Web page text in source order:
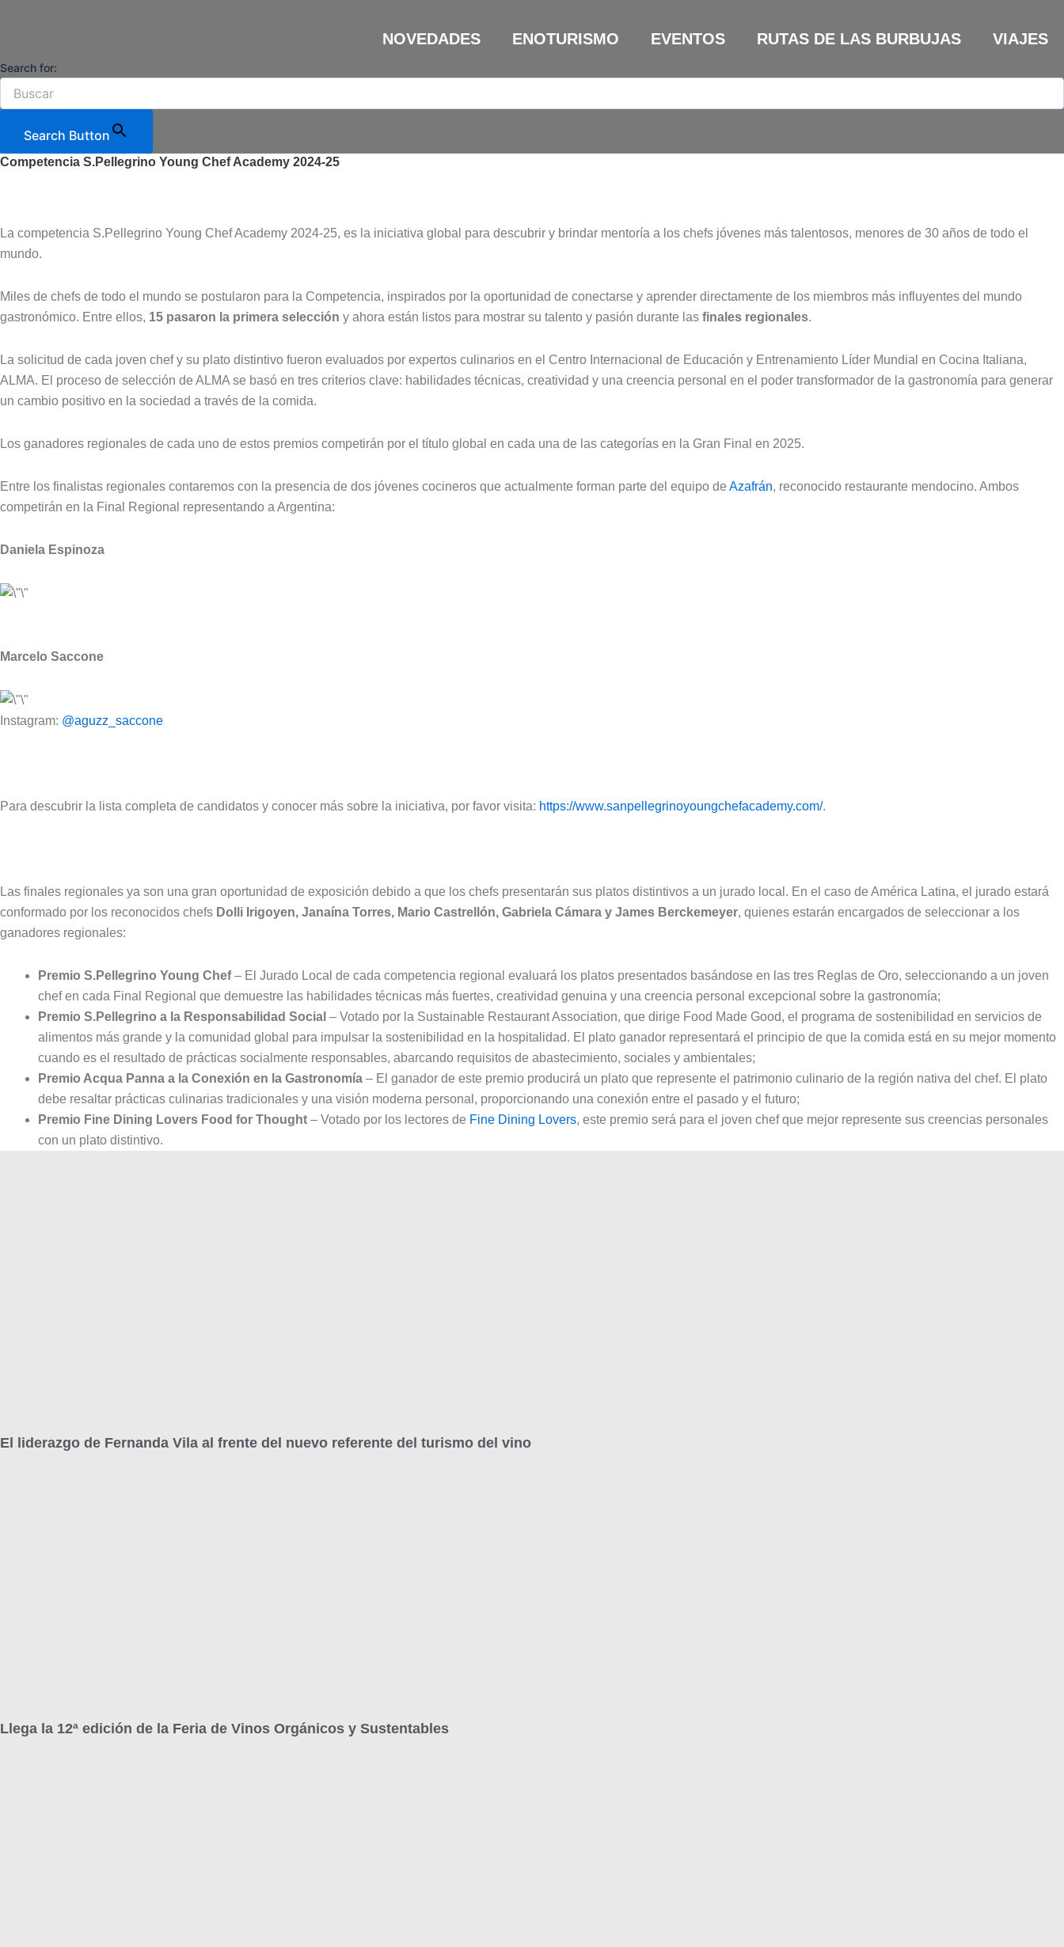
NOVEDADES ENOTURISMO EVENTOS RUTAS DE LAS BURBUJAS VIAJES
Search for:
Search Button
Competencia S.Pellegrino Young Chef Academy 2024-25
La competencia S.Pellegrino Young Chef Academy 2024-25, es la iniciativa global para descubrir y brindar mentoría a los chefs jóvenes más talentosos, menores de 30 años de todo el
mundo.
Miles de chefs de todo el mundo se postularon para la Competencia, inspirados por la oportunidad de conectarse y aprender directamente de los miembros más influyentes del mundo
gastronómico. Entre ellos, 15 pasaron la primera selección y ahora están listos para mostrar su talento y pasión durante las finales regionales.
La solicitud de cada joven chef y su plato distintivo fueron evaluados por expertos culinarios en el Centro Internacional de Educación y Entrenamiento Líder Mundial en Cocina Italiana,
ALMA. El proceso de selección de ALMA se basó en tres criterios clave: habilidades técnicas, creatividad y una creencia personal en el poder transformador de la gastronomía para generar
un cambio positivo en la sociedad a través de la comida.
Los ganadores regionales de cada uno de estos premios competirán por el título global en cada una de las categorías en la Gran Final en 2025.
Entre los finalistas regionales contaremos con la presencia de dos jóvenes cocineros que actualmente forman parte del equipo de Azafrán, reconocido restaurante mendocino. Ambos
competirán en la Final Regional representando a Argentina:
Daniela Espinoza
Marcelo Saccone
Instagram: @aguzz_saccone
Para descubrir la lista completa de candidatos y conocer más sobre la iniciativa, por favor visita: https://www.sanpellegrinoyoungchefacademy.com/.
Las finales regionales ya son una gran oportunidad de exposición debido a que los chefs presentarán sus platos distintivos a un jurado local. En el caso de América Latina, el jurado estará
conformado por los reconocidos chefs Dolli Irigoyen, Janaína Torres, Mario Castrellón, Gabriela Cámara y James Berckemeyer, quienes estarán encargados de seleccionar a los
ganadores regionales:
Premio S.Pellegrino Young Chef– El Jurado Local de cada competencia regional evaluará los platos presentados basándose en las tres Reglas de Oro, seleccionando a un joven
chef en cada Final Regional que demuestre las habilidades técnicas más fuertes, creatividad genuina y una creencia personal excepcional sobre la gastronomía;
Premio S.Pellegrino a la Responsabilidad Social – Votado por la Sustainable Restaurant Association, que dirige Food Made Good, el programa de sostenibilidad en servicios de
alimentos más grande y la comunidad global para impulsar la sostenibilidad en la hospitalidad. El plato ganador representará el principio de que la comida está en su mejor momento
cuando es el resultado de prácticas socialmente responsables, abarcando requisitos de abastecimiento, sociales y ambientales;
Premio Acqua Panna a la Conexión en la Gastronomía – El ganador de este premio producirá un plato que represente el patrimonio culinario de la región nativa del chef. El plato
debe resaltar prácticas culinarias tradicionales y una visión moderna personal, proporcionando una conexión entre el pasado y el futuro;
Premio Fine Dining Lovers Food for Thought – Votado por los lectores de Fine Dining Lovers, este premio será para el joven chef que mejor represente sus creencias personales
con un plato distintivo.
El liderazgo de Fernanda Vila al frente del nuevo referente del turismo del vino
Llega la 12ª edición de la Feria de Vinos Orgánicos y Sustentables